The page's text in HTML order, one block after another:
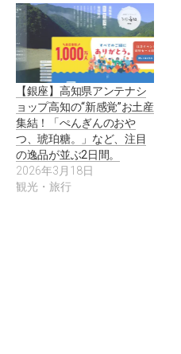
【銀座】高知県アンテナシ
ョップ高知の“新感覚”お土産
集結！「ぺんぎんのおや
つ、琥珀糖。」など、注目
の逸品が並ぶ2日間。
2026年3月18日
観光・旅行